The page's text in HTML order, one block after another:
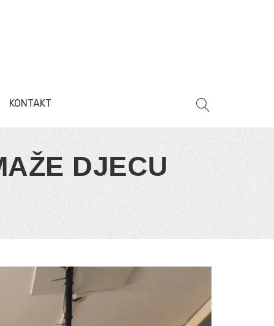
KONTAKT
DJECU